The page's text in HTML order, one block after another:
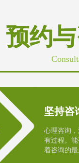
预约
坚持咨
心理咨询
有过程。
着咨询的最